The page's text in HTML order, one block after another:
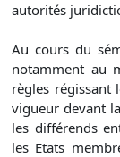
autorités
Au cours du
notamment au
règles régissant
vigueur devant
les différends
les Etats